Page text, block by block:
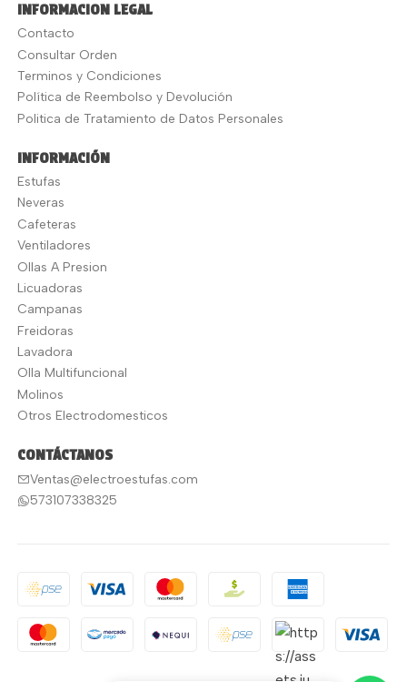
INFORMACION LEGAL
Contacto
Consultar Orden
Terminos y Condiciones
Política de Reembolso y Devolución
Politica de Tratamiento de Datos Personales
INFORMACIÓN
Estufas
Neveras
Cafeteras
Ventiladores
Ollas A Presion
Licuadoras
Campanas
Freidoras
Lavadora
Olla Multifuncional
Molinos
Otros Electrodomesticos
CONTÁCTANOS
Ventas@electroestufas.com
573107338325